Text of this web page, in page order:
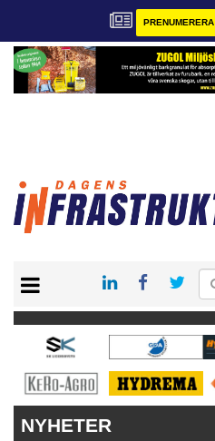
PRENUMERERA
KONTAKT
VÅRA ANDRA MAGASIN
PRENUMERERA
ANNONSERA
NYHETER